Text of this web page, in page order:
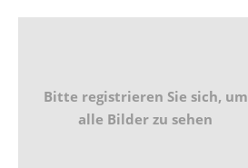
Bitte registrieren Sie sich, um
alle Bilder zu sehen